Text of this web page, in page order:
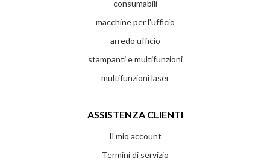
consumabili
macchine per l'ufficio
arredo ufficio
stampanti e multifunzioni
multifunzioni laser
ASSISTENZA CLIENTI
Il mio account
Termini di servizio